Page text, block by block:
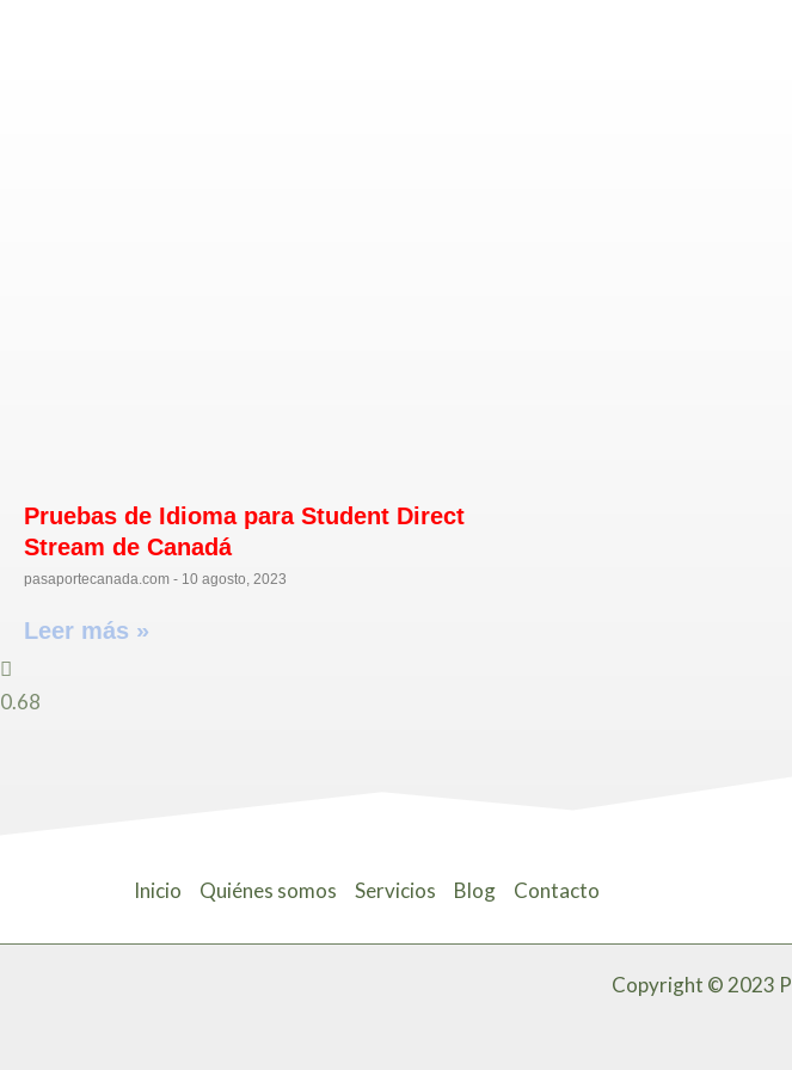
Pruebas de Idioma para Student Direct
Stream de Canadá
pasaportecanada.com 10 agosto, 2023
Leer más »
Inicio Quiénes somos Servicios Blog Contacto
Copyright © 2023